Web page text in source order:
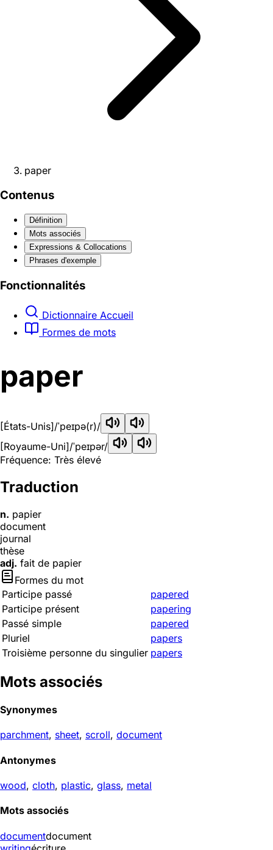
paper
Contenus
Définition
Mots associés
Expressions & Collocations
Phrases d'exemple
Fonctionnalités
Dictionnaire Accueil
Formes de mots
paper
[États-Unis]/ˈpeɪpə(r)/
[Royaume-Uni]/ˈpeɪpər/
Fréquence: Très élevé
Traduction
n. papier
document
journal
thèse
adj. fait de papier
Formes du mot
Participe passé
papered
Participe présent
papering
Passé simple
papered
Pluriel
papers
Troisième personne du singulier papers
Mots associés
Synonymes
parchment, sheet, scroll, document
Antonymes
wood, cloth, plastic, glass, metal
Mots associés
documentdocument